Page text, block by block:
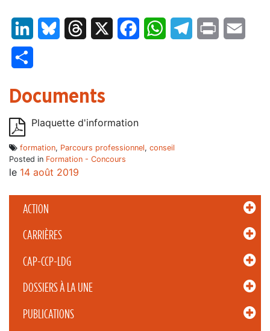
ACTION
CARRIÈRES
CAP-CCP-LDG
DOSSIERS À LA UNE
PUBLICATIONS
LinkedInBluesky Threads FacebookWhatsAppTelegram
Print
Documents
Plaquette d'information
formation, Parcours professionnel, conseil
Posted in Formation - Concours
le 14 août 2019